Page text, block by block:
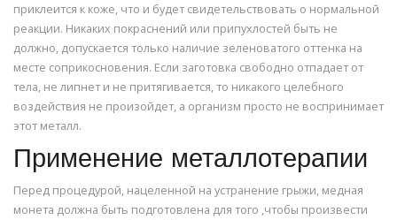
приклеится к коже, что и будет свидетельствовать о нормальной
реакции. Никаких покраснений или припухлостей быть не
должно, допускается только наличие зеленоватого оттенка на
месте соприкосновения. Если заготовка свободно отпадает от
тела, не липнет и не притягивается, то никакого целебного
воздействия не произойдет, а организм просто не воспринимает
этот металл.
Применение металлотерапии
Перед процедурой, нацеленной на устранение грыжи, медная
монета должна быть подготовлена для того ,чтобы произвести